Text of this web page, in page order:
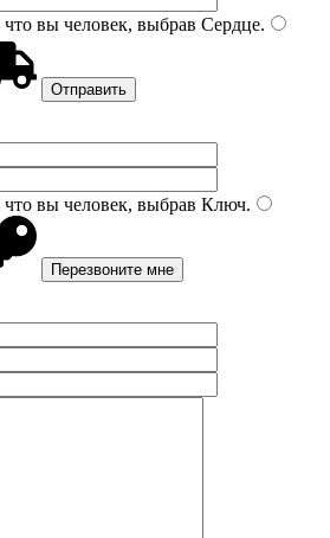
вы человек, выбрав Сердце.
вы человек, выбрав Ключ.